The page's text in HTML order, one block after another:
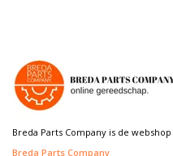
Breda Parts Company is de
Breda Parts Company